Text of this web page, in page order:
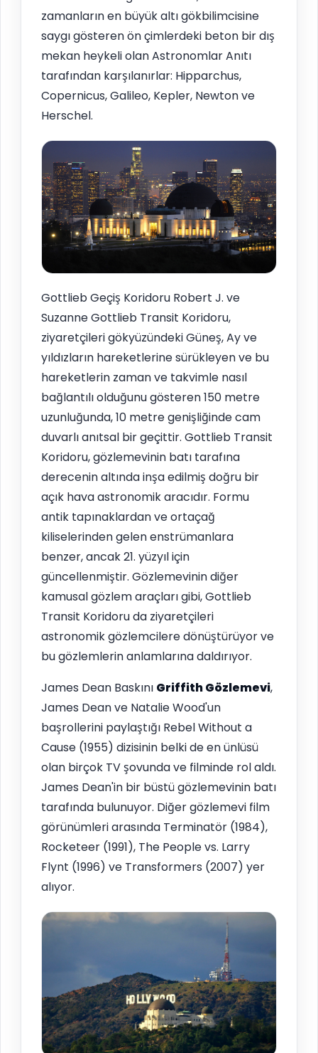
zamanların en büyük altı gökbilimcisine
saygı gösteren ön çimlerdeki beton bir dış
mekan heykeli olan Astronomlar Anıtı
tarafından karşılanırlar: Hipparchus,
Copernicus, Galileo, Kepler, Newton ve
Herschel.
Gottlieb Geçiş Koridoru Robert J. ve
Suzanne Gottlieb Transit Koridoru,
ziyaretçileri gökyüzündeki Güneş, Ay ve
yıldızların hareketlerine sürükleyen ve bu
hareketlerin zaman ve takvimle nasıl
bağlantılı olduğunu gösteren 150 metre
uzunluğunda, 10 metre genişliğinde cam
duvarlı anıtsal bir geçittir. Gottlieb Transit
Koridoru, gözlemevinin batı tarafına
derecenin altında inşa edilmiş doğru bir
açık hava astronomik aracıdır. Formu
antik tapınaklardan ve ortaçağ
kiliselerinden gelen enstrümanlara
benzer, ancak 21. yüzyıl için
güncellenmiştir. Gözlemevinin diğer
kamusal gözlem araçları gibi, Gottlieb
Transit Koridoru da ziyaretçileri
astronomik gözlemcilere dönüştürüyor ve
bu gözlemlerin anlamlarına daldırıyor.
James Dean Baskını Griffith Gözlemevi,
James Dean ve Natalie Wood'un
başrollerini paylaştığı Rebel Without a
Cause (1955) dizisinin belki de en ünlüsü
olan birçok TV şovunda ve filminde rol aldı.
James Dean'in bir büstü gözlemevinin batı
tarafında bulunuyor. Diğer gözlemevi film
görünümleri arasında Terminatör (1984),
Rocketeer (1991), The People vs. Larry
Flynt (1996) ve Transformers (2007) yer
alıyor.